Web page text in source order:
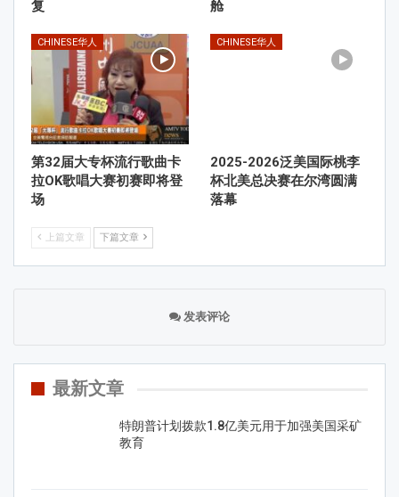
复 舱
CHINESE华人
第32届大专杯流行歌曲卡
拉OK歌唱大赛初赛即将登
场
CHINESE华人
2025-2026泛美国际桃李
杯北美总决赛在尔湾圆满
落幕
上篇文章 下篇文章
发表评论
最新文章
特朗普计划拨款1.8亿美元用于加强美国采矿
教育